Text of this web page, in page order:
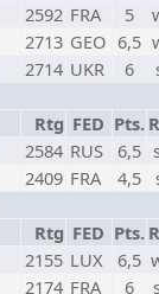
2592 FRA 5
2713 GEO 6,5
2714 UKR 6
Rtg FED Pts.
2584 RUS 6,5
2409 FRA 4,5
Rtg FED Pts.
2155 LUX 6,5
2174 FRA 6